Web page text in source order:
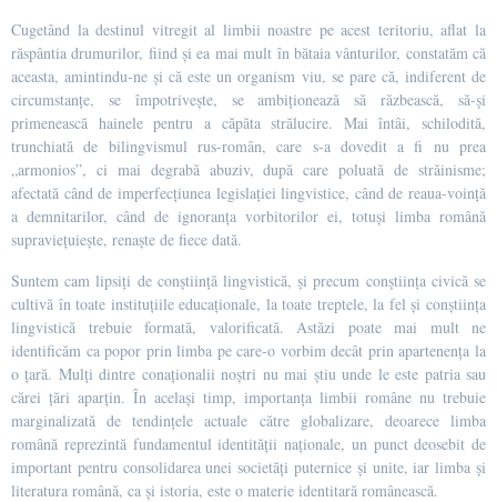
Cugetând la destinul vitregit al limbii noastre pe acest teritoriu, aflat la
răspântia drumurilor, fiind și ea mai mult în bătaia vânturilor, constatăm că
aceasta, amintindu-ne și că este un organism viu, se pare că, indiferent de
circumstanțe, se împotrivește, se ambiționează să răzbească, să-și
primenească hainele pentru a căpăta strălucire. Mai întâi, schilodită,
trunchiată de bilingvismul rus-român, care s-a dovedit a fi nu prea
„armonios”, ci mai degrabă abuziv, după care poluată de străinisme;
afectată când de imperfecțiunea legislației lingvistice, când de reaua-voință
a demnitarilor, când de ignoranța vorbitorilor ei, totuși limba română
supraviețuiește, renaște de fiece dată.
Suntem cam lipsiți de conștiință lingvistică, și precum conștiința civică se
cultivă în toate instituțiile educaționale, la toate treptele, la fel și conștiința
lingvistică trebuie formată, valorificată. Astăzi poate mai mult ne
identificăm ca popor prin limba pe care-o vorbim decât prin apartenența la
o țară. Mulți dintre conaționalii noștri nu mai știu unde le este patria sau
cărei țări aparțin. În același timp, importanța limbii române nu trebuie
marginalizată de tendințele actuale către globalizare, deoarece limba
română reprezintă fundamentul identității naționale, un punct deosebit de
important pentru consolidarea unei societăți puternice și unite, iar limba și
literatura română, ca și istoria, este o materie identitară românească.